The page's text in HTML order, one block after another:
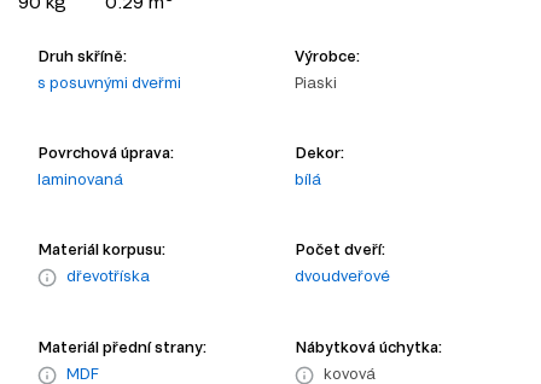
Druh skříně:
s posuvnými dveřmi
Výrobce:
Piaski
Povrchová úprava:
laminovaná
Dekor:
bílá
Materiál korpusu:
dřevotříska
Počet dveří:
dvoudveřové
Materiál přední strany:
MDF
Nábytková úchytka:
kovová